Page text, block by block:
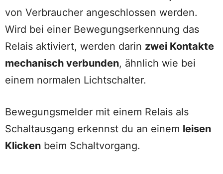
von Verbraucher angeschlossen werden.
Wird bei einer Bewegungserkennung das
Relais aktiviert, werden darin zwei Kontakte
mechanisch verbunden, ähnlich wie bei
einem normalen Lichtschalter.
Bewegungsmelder mit einem Relais als
Schaltausgang erkennst du an einem leisen
Klicken beim Schaltvorgang.